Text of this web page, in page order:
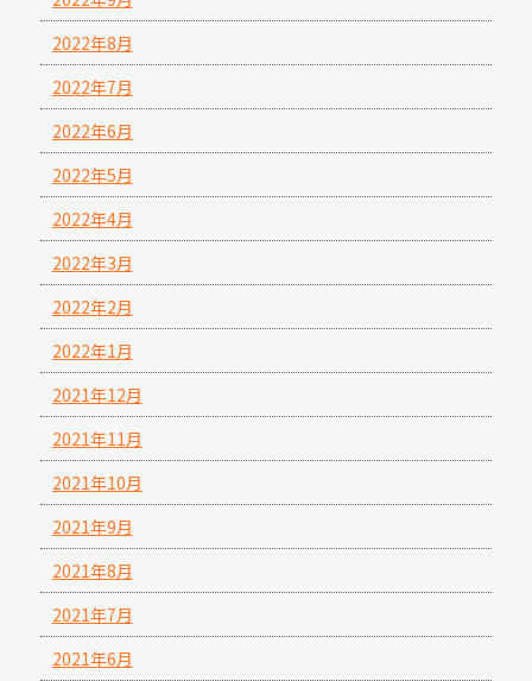
2022年8月
2022年7月
2022年6月
2022年5月
2022年4月
2022年3月
2022年2月
2022年1月
2021年12月
2021年11月
2021年10月
2021年9月
2021年8月
2021年7月
2021年6月